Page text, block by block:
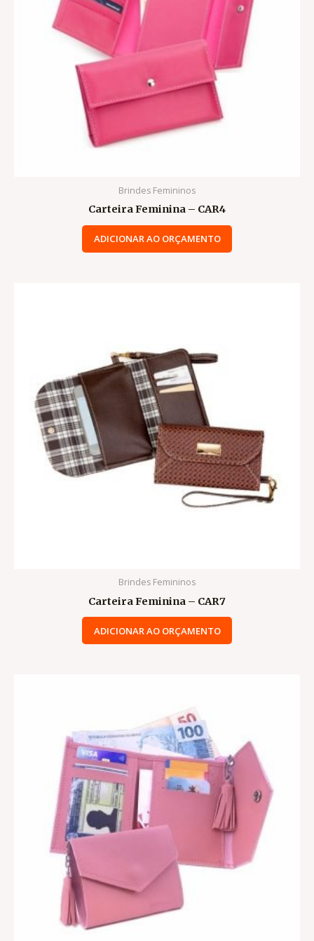
Brindes Femininos
Carteira Feminina – CAR4
ADICIONAR AO ORÇAMENTO
Brindes Femininos
Carteira Feminina – CAR7
ADICIONAR AO ORÇAMENTO